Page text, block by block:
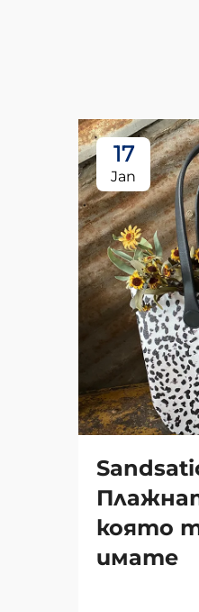
17
Jan
която
имате